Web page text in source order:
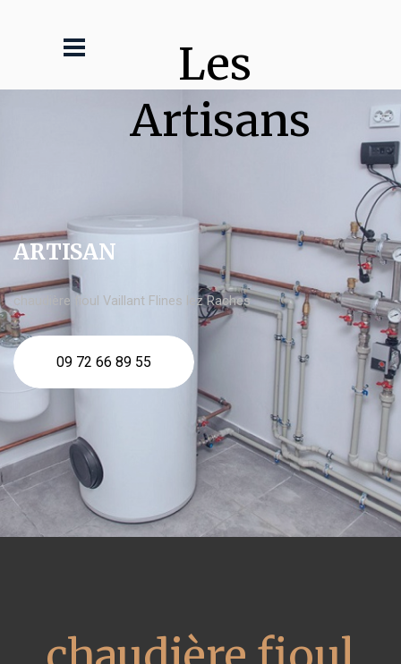
Les
Artisans
ARTISAN
chaudière fioul Vaillant Flines lez Raches
09 72 66 89 55